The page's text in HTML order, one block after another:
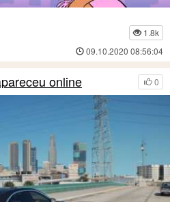
1.8k
09.10.2020 08:56:04
0
online